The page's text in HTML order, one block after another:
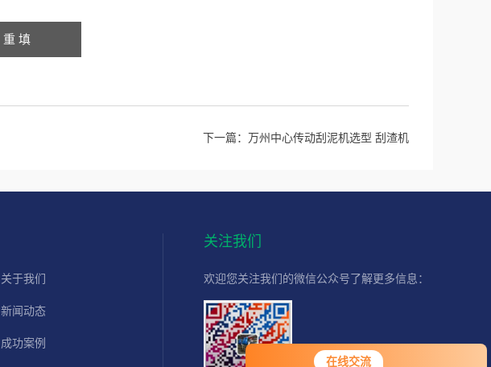
在线交流
您好！欢迎前来咨询，很高兴为您
下一篇： 万州中心传动刮泥机选型 刮渣机
关于我们
新闻动态
成功案例
关注我们
欢迎您关注我们的微信公众号了解更多信息：
扫一扫